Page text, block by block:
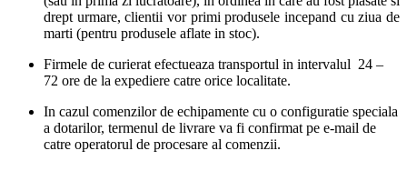
drept urmare, clientii vor primi produsele incepand cu ziua de
marti (pentru produsele aflate in stoc).
Firmele de curierat efectueaza transportul in intervalul 24 –
72 ore de la expediere catre orice localitate.
In cazul comenzilor de echipamente cu o configuratie speciala
a dotarilor, termenul de livrare va fi confirmat pe e-mail de
catre operatorul de procesare al comenzii.